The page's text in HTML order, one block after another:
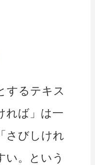
するテキス
れば」は一
さびしけれ
い。という